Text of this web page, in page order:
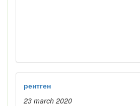
рентген
23 march 2020